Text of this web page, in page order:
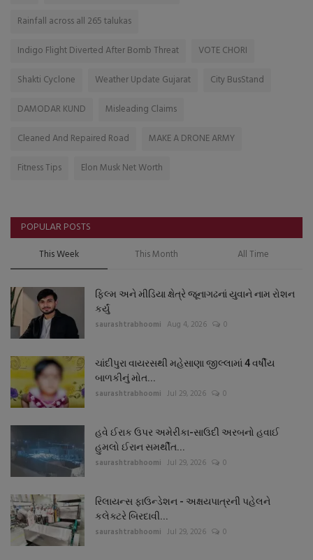
Rainfall across all 265 talukas
Indigo Flight Diverted After Bomb Threat
VOTE CHORI
Shakti Cyclone
Weather Update Gujarat
City BusStand
DAMODAR KUND
Misleading Claims
Cleaned And Repaired Road
MAKE A DRONE ARMY
Fitness Tips
Elon Musk Net Worth
POPULAR POSTS
This Week This Month All Time
ફિલ્મ અને મીડિયા ક્ષેત્રે જૂનાગઢનાં યુવાને નામ રોશન
કર્યું
saurashtrabhoomi Aug 4, 2026 0
ચાંદીપુરા વાયરસથી મહેસાણા જીલ્લામાં 4 વર્ષીય
બાળકીનું મોત...
saurashtrabhoomi Jul 29, 2026 0
હવે ઈરાક ઉપર અમેરીકા-સાઉદી અરબનો હવાઈ
હુમલો ઈરાન સમર્થીત...
saurashtrabhoomi Jul 29, 2026 0
રિલાયન્સ ફાઉન્ડેશન - અક્ષયપાત્રની પહેલને
કલેક્ટરે બિરદાવી...
saurashtrabhoomi Jul 29, 2026 0